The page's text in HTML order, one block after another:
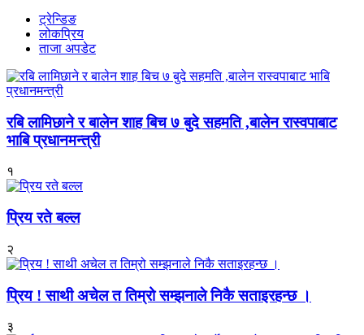
ट्रेन्डिङ
लोकप्रिय
ताजा अपडेट
रबि लामिछाने र बालेन शाह बिच ७ बुदे सहमति ,बालेन रास्वपाबाट
भाबि प्रधानमन्त्री
१
प्रिय रते बल्ल
२
प्रिय ! साथी अचेल त तिम्रो सम्झनाले निकै सताइरहन्छ ।
३